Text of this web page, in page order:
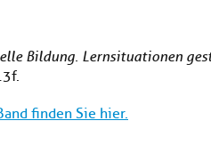
Bildung. Lernsituationen
finden Sie hier.